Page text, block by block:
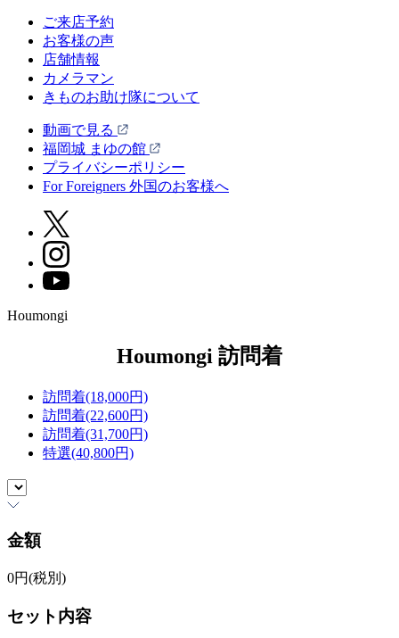
ご来店予約
お客様の声
店舗情報
カメラマン
きものお助け隊について
動画で見る
福岡城 まゆの館
プライバシーポリシー
For Foreigners 外国のお客様へ
Houmongi
Houmongi 訪問着
訪問着(18,000円)
訪問着(22,600円)
訪問着(31,700円)
特選(40,800円)
金額
0円(税別)
セット内容